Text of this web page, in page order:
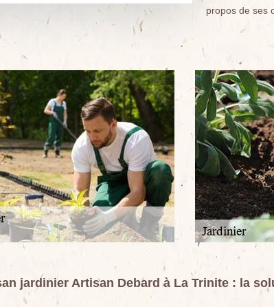
propos de ses
jardinier Artisan Debard à La Trinite : la